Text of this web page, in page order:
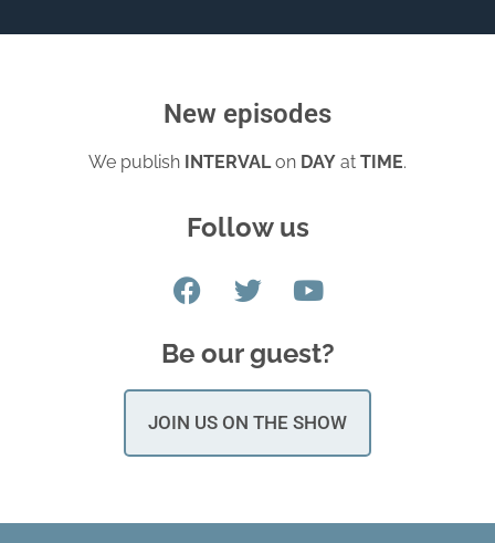
New episodes
We publish INTERVALon DAY at TIME.
Follow us
Be our guest?
JOIN US ON THE SHOW